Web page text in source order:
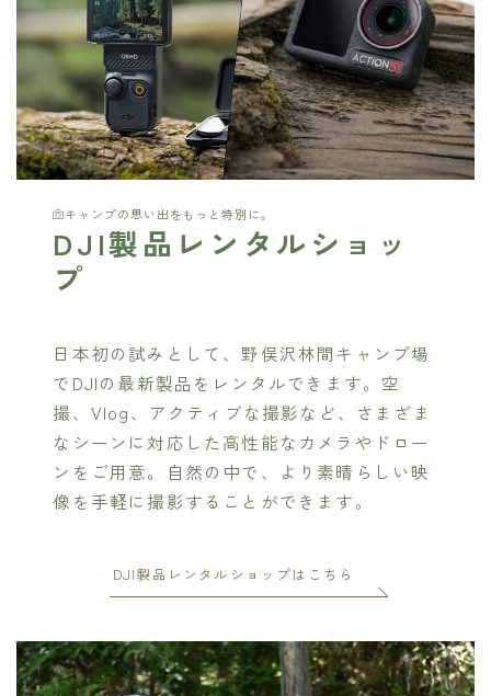
キャンプの思い出をもっと特別に。
DJI製品レンタルショッ
プ
日本初の試みとして、野俣沢林間キャンプ場
でDJIの最新製品をレンタルできます。空
撮、Vlog、アクティブな撮影など、さまざま
なシーンに対応した高性能なカメラやドロー
ンをご用意。自然の中で、より素晴らしい映
像を手軽に撮影することができます。
DJI製品レンタルショップはこちら